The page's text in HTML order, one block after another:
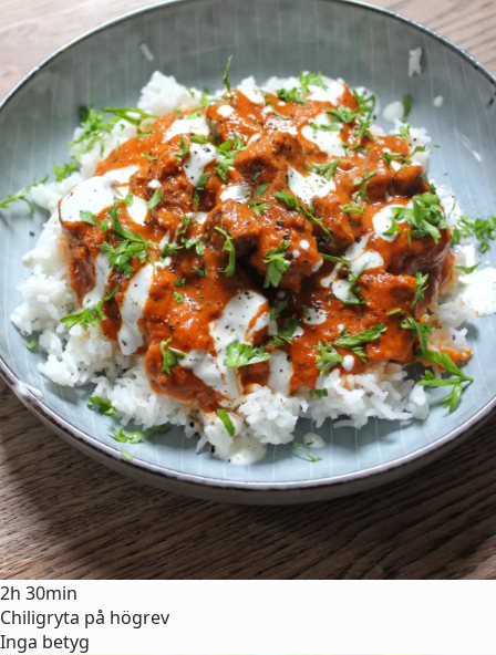
2h 30min
Chiligryta på högrev
Inga betyg